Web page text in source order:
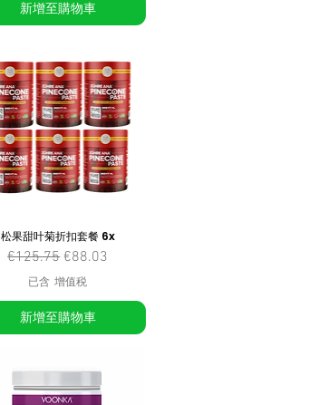
新增至購物車
松果甜叶菊折扣套餐 6x
一般價格
€125.75 促銷價格
€88.03
已含 增值税
新增至購物車